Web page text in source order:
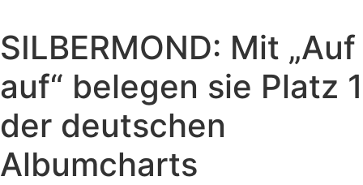
SILBERMOND: Mit „Auf
auf“ belegen sie Platz 1
der deutschen
Albumcharts